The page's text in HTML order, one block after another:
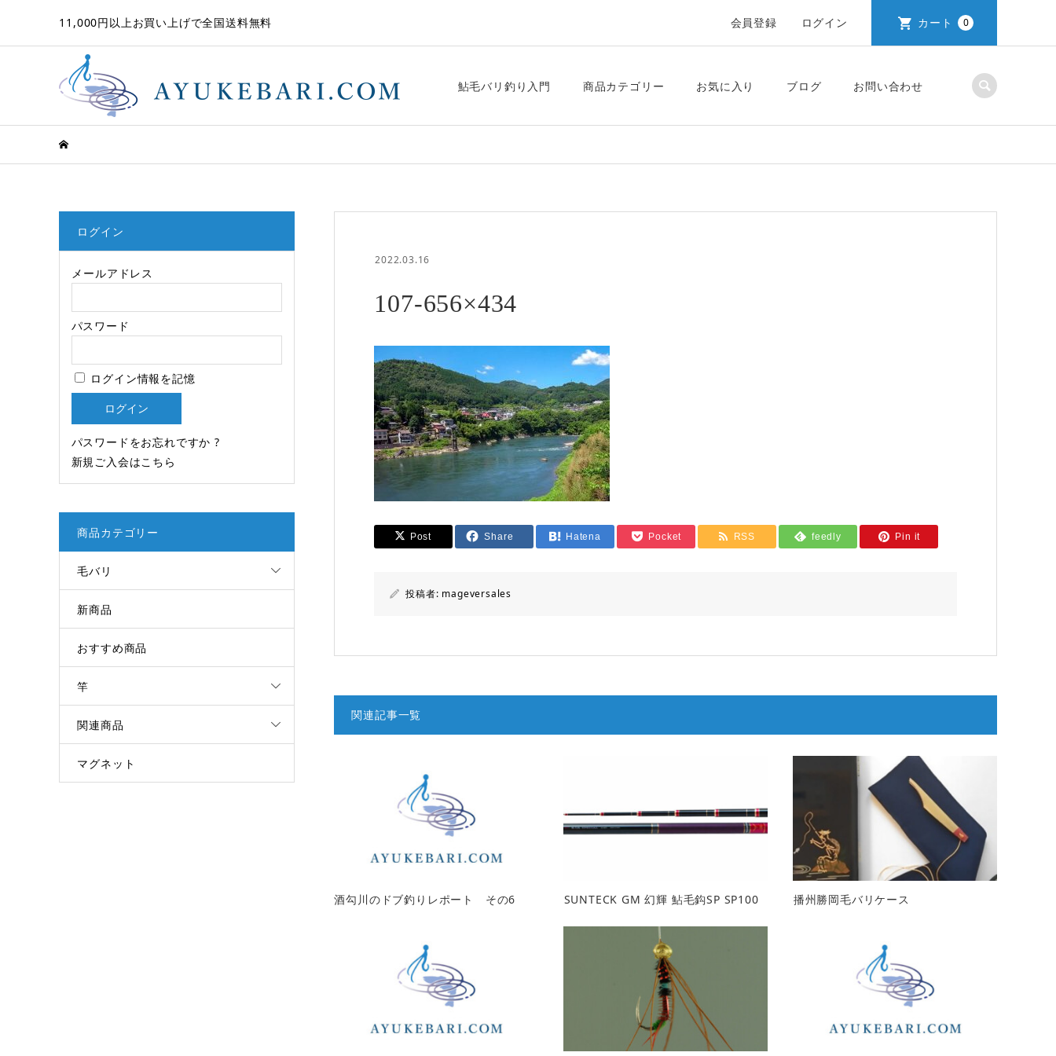
11,000円以上お買い上げで全国送料無料 会員登録 ログイン カート 0
鮎毛バリ釣り入門 商品カテゴリー お気に入り ブログ お問い合わせ
2022.03.16
107-656×434
Post Share Hatena Pocket RSS feedly Pin it
投稿者: mageversales
関連記事一覧
酒勾川のドブ釣りレポート その6 SUNTECK GM 幻輝 鮎毛鈎SP SP100 播州勝岡毛バリケース
ログイン
メールアドレス
パスワード
ログイン情報を記憶
パスワードをお忘れですか ?
新規ご入会はこちら
商品カテゴリー
毛バリ
新商品
おすすめ商品
竿
関連商品
マグネット